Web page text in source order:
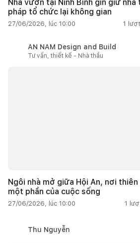
Nhà vườn tại Ninh Bình gìn giữ
pháp tổ chức lại không gian
27/06/2026, lúc 10:00 1
AN NAM Design and Build
Tư vấn, thiết kế - Nhà thầu
Ngôi nhà mở giữa Hội An, nơi
một phần của cuộc sống
27/06/2026, lúc 10:00 1
Thu Nguyễn